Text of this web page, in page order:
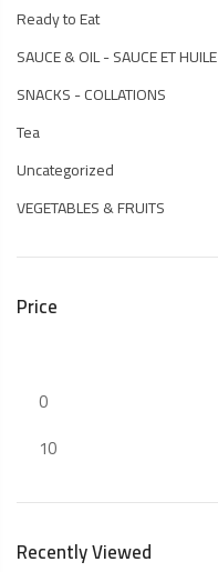
Ready to Eat
SAUCE & OIL - SAUCE ET HUILE
SNACKS - COLLATIONS
Tea
Uncategorized
VEGETABLES & FRUITS
Price
Recently Viewed